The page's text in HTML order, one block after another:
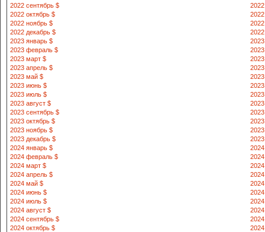
2022 сентябрь $
2022 октябрь $
2022 ноябрь $
2022 декабрь $
2023 январь $
2023 февраль $
2023 март $
2023 апрель $
2023 май $
2023 июнь $
2023 июль $
2023 август $
2023
2023 сентябрь $
2023 октябрь $
2023 ноябрь $
2023 декабрь $
2024 январь $
2024 февраль $
2024 март $
2024 апрель $
2024 май $
2024 июнь $
2024 июль $
2024 август $
2024
2024 сентябрь $
2024 октябрь $